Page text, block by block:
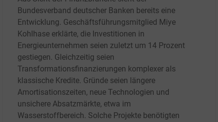
Bundesverband deutscher Banken bereits eine
Entwicklung. Geschäftsführungsmitglied Miye
Kohlhase erklärte, die Investitionen in
Energieunternehmen seien zuletzt um 14 Prozent
gestiegen. Gleichzeitig seien
Transformationsfinanzierungen komplexer als
klassische Kredite. Gründe seien längere
Amortisationszeiten, neue Technologien und
unsichere Absatzmärkte, etwa im
Wasserstoffbereich. Solche Projekte benötigten